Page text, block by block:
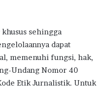
sehingga
dapat
memenuhi fungsi, hak,
Undang Nomor 40
Etik Jurnalistik. Untuk